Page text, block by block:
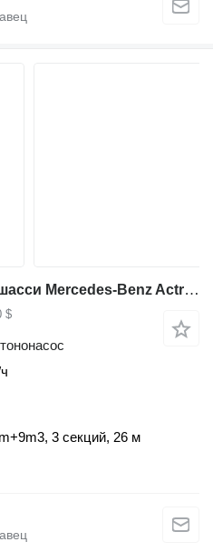
Putzmeister 26m+9m3 на шасси Mercedes-Benz Actros 4141 putzmeister 26m pumi, 9m3 only 108 000km
$
3 секций, 26 м